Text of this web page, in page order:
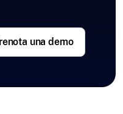
una demo